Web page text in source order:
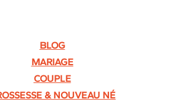
BLOG
MARIAGE
COUPLE
& NOUVEAU NÉ